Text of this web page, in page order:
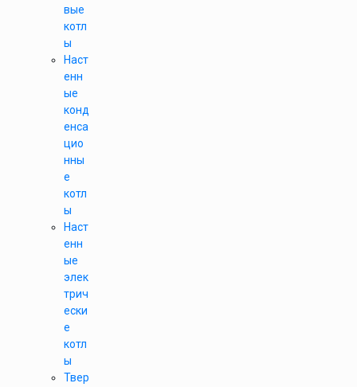
вые
котл
ы
Наст
енн
ые
конд
енса
цио
нны
е
котл
ы
Наст
енн
ые
элек
трич
ески
е
котл
ы
Твер